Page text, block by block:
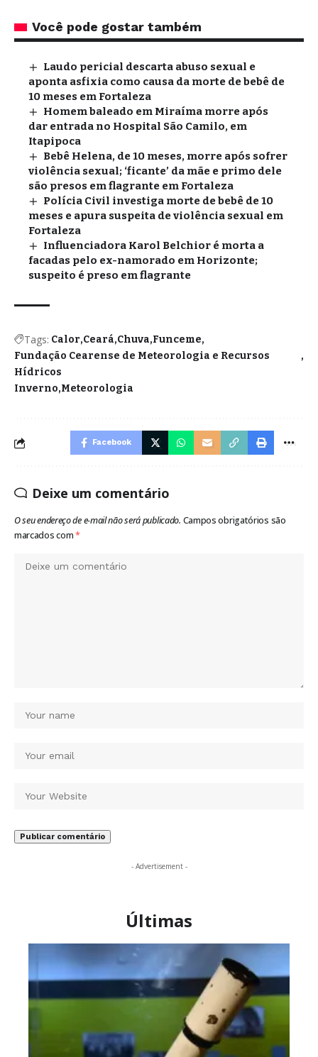
Você pode gostar também
Laudo pericial descarta abuso sexual e
aponta asfixia como causa da morte de bebê de
10 meses em Fortaleza
Homem baleado em Miraíma morre após
dar entrada no Hospital São Camilo, em
Itapipoca
Bebê Helena, de 10 meses, morre após sofrer
violência sexual; ‘ficante’ da mãe e primo dele
são presos em flagrante em Fortaleza
Polícia Civil investiga morte de bebê de 10
meses e apura suspeita de violência sexual em
Fortaleza
Influenciadora Karol Belchior é morta a
facadas pelo ex-namorado em Horizonte;
suspeito é preso em flagrante
Tags: Calor Ceará Chuva Funceme
Fundação Cearense de Meteorologia e Recursos
Hídricos
Inverno Meteorologia
Facebook
Deixe um comentário
O seu endereço de e-mail não será publicado. Campos obrigatórios são
marcados com*
- Advertisement -
Últimas